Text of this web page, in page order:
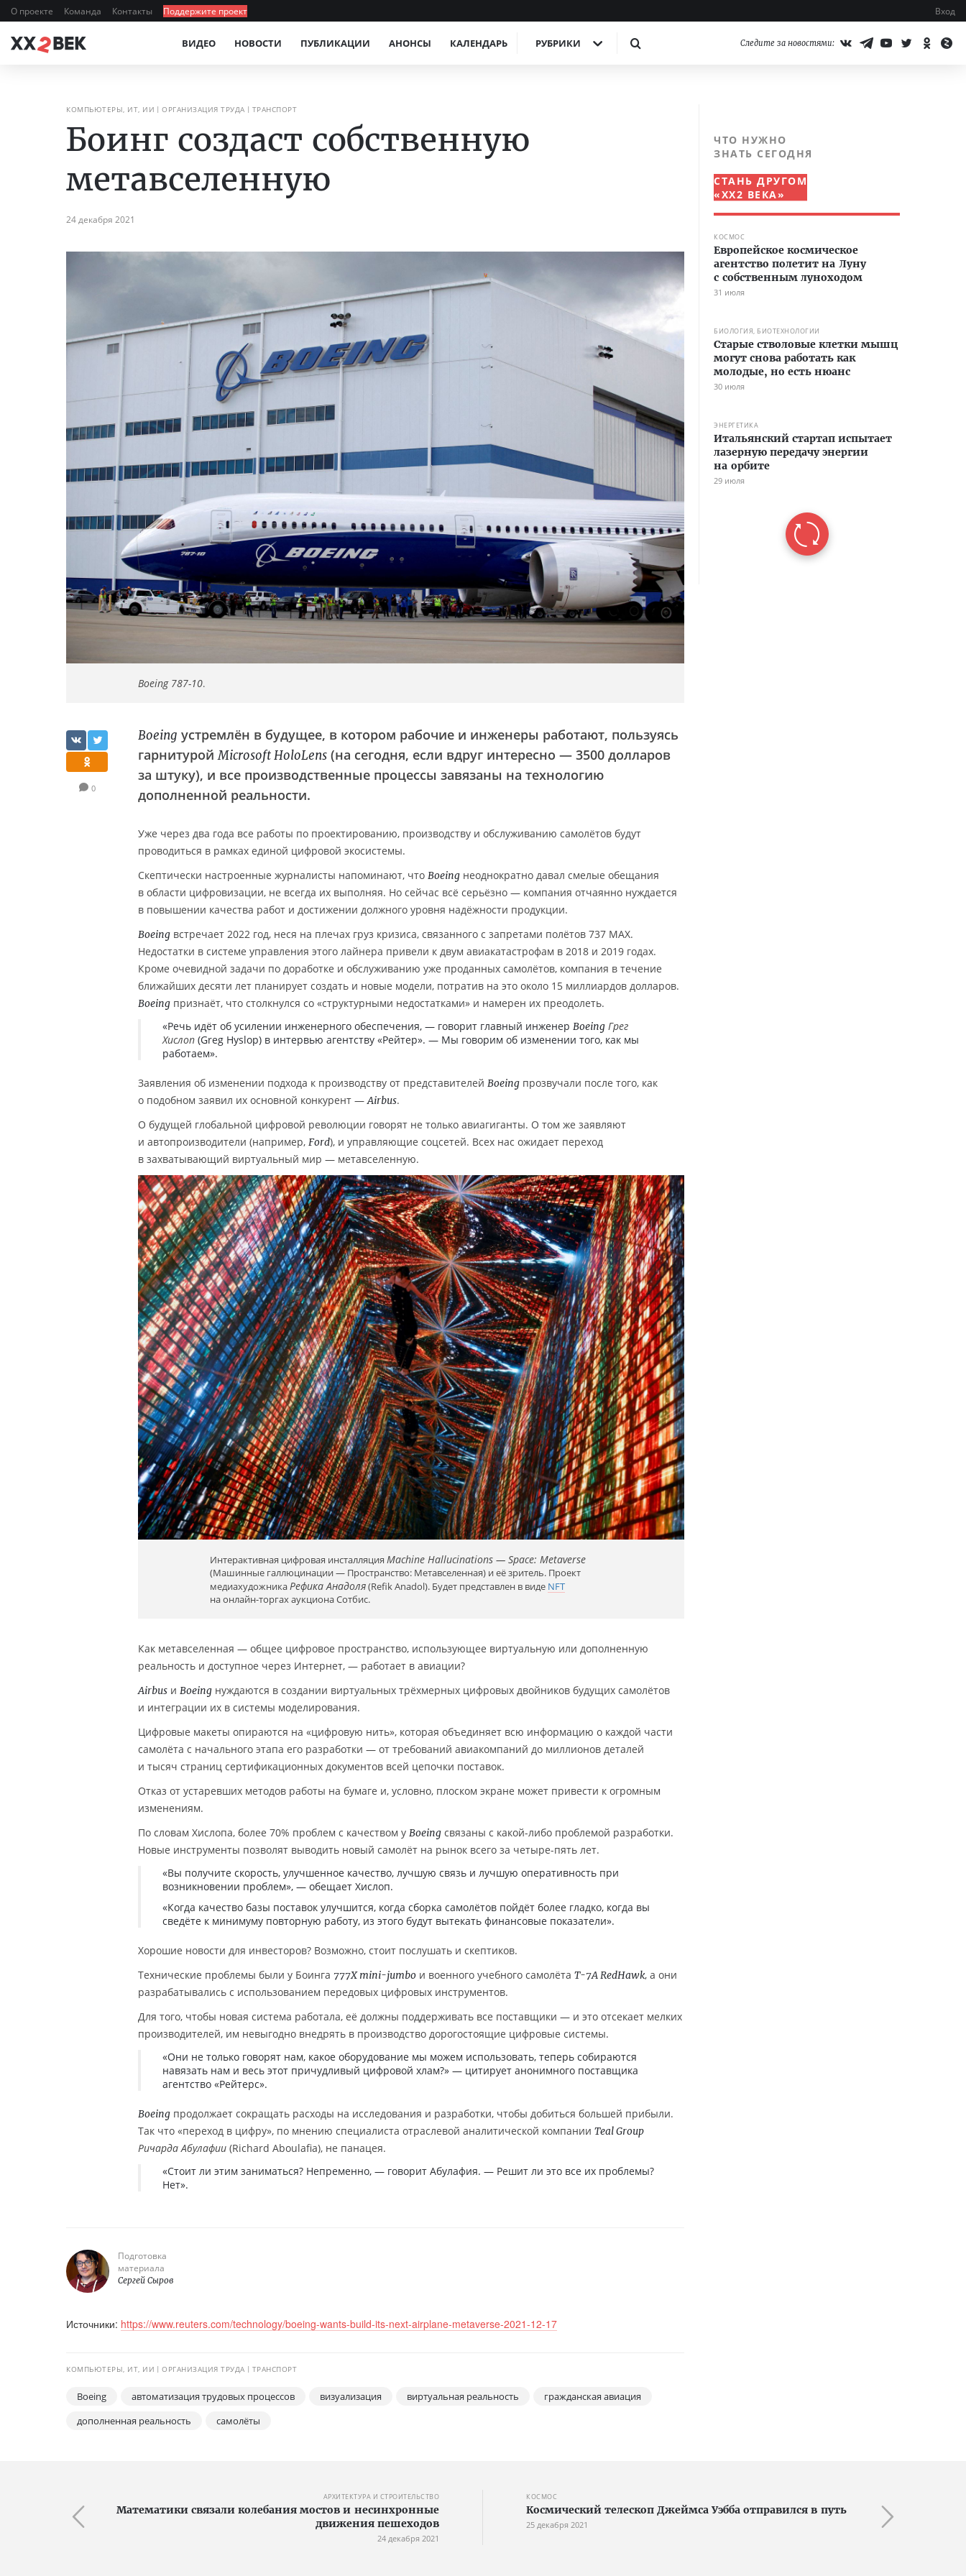
О проекте Команда Контакты Поддержите проект Вход
ВИДЕО НОВОСТИ ПУБЛИКАЦИИ АНОНСЫ КАЛЕНДАРЬ РУБРИКИ Следите за новостями:
КОМПЬЮТЕРЫ, ИТ, ИИ ОРГАНИЗАЦИЯ ТРУДА ТРАНСПОРТ
Боинг создаст собственную
метавселенную
24 декабря 2021
Boeing 787-10.
0
Boeing устремлён в будущее, в котором рабочие и инженеры работают, пользуясь
гарнитуройMicrosoft HoloLens (на сегодня, если вдруг интересно — 3500 долларов
за штуку), и все производственные процессы завязаны на технологию
дополненной реальности.
Уже через два года все работы по проектированию, производству и обслуживанию самолётов будут
проводиться в рамках единой цифровой экосистемы.
Скептически настроенные журналисты напоминают, что Boeing неоднократно давал смелые обещания
в области цифровизации, не всегда их выполняя. Но сейчас всё серьёзно — компания отчаянно нуждается
в повышении качества работ и достижении должного уровня надёжности продукции.
Boeing встречает 2022 год, неся на плечах груз кризиса, связанного с запретами полётов 737 MAX.
Недостатки в системе управления этого лайнера привели к двум авиакатастрофам в 2018 и 2019 годах.
Кроме очевидной задачи по доработке и обслуживанию уже проданных самолётов, компания в течение
ближайших десяти лет планирует создать и новые модели, потратив на это около 15 миллиардов долларов.
Boeing признаёт, что столкнулся со «структурными недостатками» и намерен их преодолеть.
«Речь идёт об усилении инженерного обеспечения, — говорит главный инженер Boeing Грег
Хислоп (Greg Hyslop) в интервью агентству «Рейтер». — Мы говорим об изменении того, как мы
работаем».
Заявления об изменении подхода к производству от представителей Boeing прозвучали после того, как
о подобном заявил их основной конкурент —Airbus.
О будущей глобальной цифровой революции говорят не только авиагиганты. О том же заявляют
и автопроизводители (например, Ford), и управляющие соцсетей. Всех нас ожидает переход
в захватывающий виртуальный мир — метавселенную.
Интерактивная цифровая инсталляция Machine Hallucinations — Space: Metaverse
(Машинные галлюцинации — Пространство: Метавселенная) и её зритель. Проект
медиахудожникаРефика Анадоля(Refik Anadol). Будет представлен в виде NFT
на онлайн-торгах аукциона Сотбис.
Как метавселенная — общее цифровое пространство, использующее виртуальную или дополненную
реальность и доступное через Интернет, — работает в авиации?
Airbus и Boeing нуждаются в создании виртуальных трёхмерных цифровых двойников будущих самолётов
и интеграции их в системы моделирования.
Цифровые макеты опираются на «цифровую нить», которая объединяет всю информацию о каждой части
самолёта с начального этапа его разработки — от требований авиакомпаний до миллионов деталей
и тысяч страниц сертификационных документов всей цепочки поставок.
Отказ от устаревших методов работы на бумаге и, условно, плоском экране может привести к огромным
изменениям.
По словам Хислопа, более 70% проблем с качеством у Boeing связаны с какой-либо проблемой разработки.
Новые инструменты позволят выводить новый самолёт на рынок всего за четыре-пять лет.
«Вы получите скорость, улучшенное качество, лучшую связь и лучшую оперативность при
возникновении проблем», — обещает Хислоп.
«Когда качество базы поставок улучшится, когда сборка самолётов пойдёт более гладко, когда вы
сведёте к минимуму повторную работу, из этого будут вытекать финансовые показатели».
Хорошие новости для инвесторов? Возможно, стоит послушать и скептиков.
Технические проблемы были у Боинга 777X mini-jumbo и военного учебного самолёта T-7A RedHawk, а они
разрабатывались с использованием передовых цифровых инструментов.
Для того, чтобы новая система работала, её должны поддерживать все поставщики — и это отсекает мелких
производителей, им невыгодно внедрять в производство дорогостоящие цифровые системы.
«Они не только говорят нам, какое оборудование мы можем использовать, теперь собираются
навязать нам и весь этот причудливый цифровой хлам?» — цитирует анонимного поставщика
агентство «Рейтерс».
Boeing продолжает сокращать расходы на исследования и разработки, чтобы добиться большей прибыли.
Так что «переход в цифру», по мнению специалиста отраслевой аналитической компании Teal Group
Ричарда Абулафии (Richard Aboulafia), не панацея.
«Стоит ли этим заниматься? Непременно, — говорит Абулафия. — Решит ли это все их проблемы?
Нет».
Подготовка
материала
Сергей Сыров
Источники: https://www.reuters.com/technology/boeing-wants-build-its-next-airplane-metaverse-2021-12-17
КОМПЬЮТЕРЫ, ИТ, ИИ ОРГАНИЗАЦИЯ ТРУДА ТРАНСПОРТ
Boeing автоматизация трудовых процессов визуализация виртуальная реальность
гражданская авиация
дополненная реальность
самолёты
ЧТО НУЖНО
ЗНАТЬ СЕГОДНЯ
СТАНЬ ДРУГОМ
«XX2 ВЕКА»
КОСМОС
Европейское космическое
агентство полетит на Луну
с собственным луноходом
31 июля
БИОЛОГИЯ, БИОТЕХНОЛОГИИ
Старые стволовые клетки мышц
могут снова работать как
молодые, но есть нюанс
30 июля
ЭНЕРГЕТИКА
Итальянский стартап испытает
лазерную передачу энергии
на орбите
29 июля
АРХИТЕКТУРА И СТРОИТЕЛЬСТВО
Математики связали колебания мостов и несинхронные
движения пешеходов
24 декабря 2021
КОСМОС
Космический телескоп Джеймса Уэбба отправился в путь
25 декабря 2021